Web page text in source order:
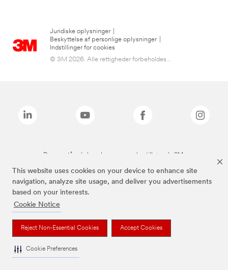
This website uses cookies on your device to enhance site
navigation, analyze site usage, and deliver you advertisements
based on your interests.
Cookie Notice
Reject Non-Essential Cookies Accept Cookies
Cookie Preferences
Juridiske oplysninger
Beskyttelse af personlige oplysninger
Indstillinger for cookies
© 3M 2026. Alle rettigheder forbeholdes...
De ovenstående brands er varemærker tilhørende 3M.